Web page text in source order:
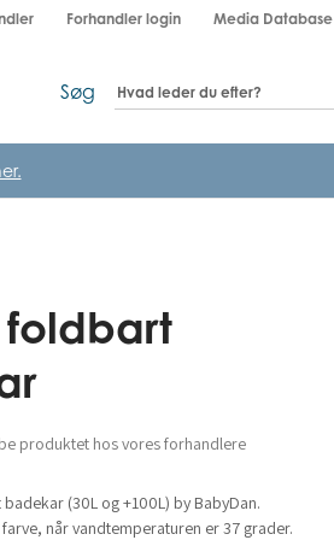
Forhandler login Media Database
Søg
foldbart
produktet hos vores forhandlere
(30L og +100L) by BabyDan.
når vandtemperaturen er 37 grader.